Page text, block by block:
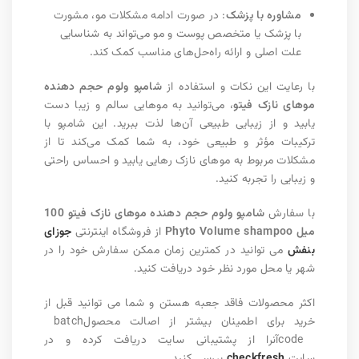
مشاوره با پزشک: در صورت ادامه مشکلات مو، مشورت
با پزشک یا متخصص پوست و مو می‌تواند به شناسایی
علت اصلی و ارائه راه‌حل‌های مناسب کمک کند.
با رعایت این نکات و استفاده از شامپو ولوم حجم دهنده
موهای نازک فیتو، می‌توانید به موهایی سالم و زیبا دست
یابید و از زیبایی طبیعی آن‌ها لذت ببرید. این شامپو با
ترکیبات مؤثر و طبیعی خود، به شما کمک می‌کند تا از
مشکلات مربوط به موهای نازک رهایی یابید و احساس راحتی
و زیبایی را تجربه کنید.
با سفارش
شامپو ولوم حجم دهنده موهای نازک فیتو 100
میل Phyto Volume shampoo
از فروشگاه اینترنتی جوزای
بنفش می توانید در کمترین زمان ممکن سفارش خود را در
شهر یا محل مورد نظر خود دریافت کنید.
اکثر محصولات فاقد جعبه هستن و شما می توانید قبل از
خرید برای اطمینان بیشتر از اصالت محصولbatch
codeآنرا از پشتیبانی سایت دریافت کرده و در